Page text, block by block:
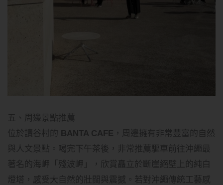
五、周邊景點推薦
位於讀谷村的 BANTA CAFE ，周邊擁有非常豐富的自然
與人文景點。喝完下午茶後，非常推薦驅車前往沖繩最
著名的海岬「殘波岬」，欣賞矗立於斷崖絕壁上的純白
燈塔，感受大自然的壯闊與震撼。若對沖繩傳統工藝感